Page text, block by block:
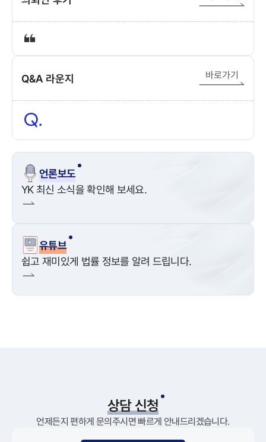
Q&A 라운지 바로가기
언론보도
YK 최신 소식을 확인해 보세요.
유튜브
쉽고 재미있게 법률 정보를 알려 드립니다.
상담 신청
언제든지 편하게 문의주시면 빠르게 안내드리겠습니다.